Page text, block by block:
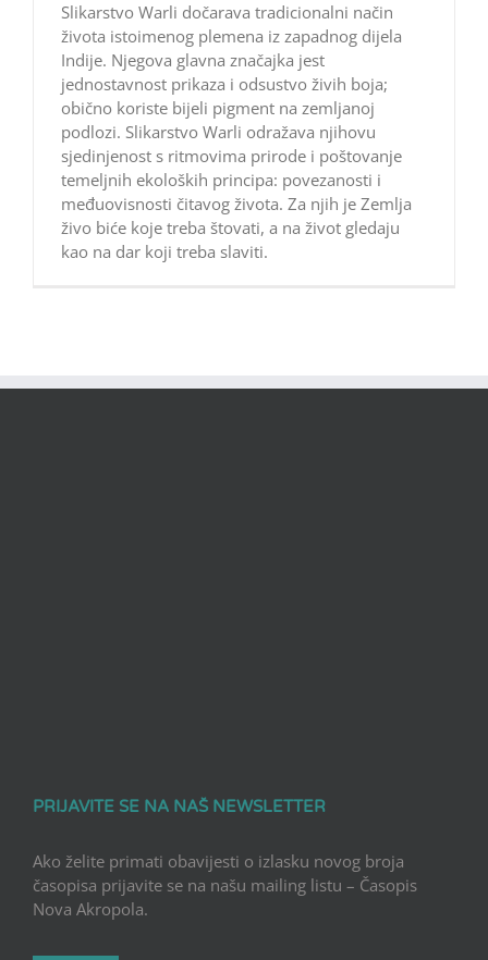
Slikarstvo Warli dočarava tradicionalni način
života istoimenog plemena iz zapadnog dijela
Indije. Njegova glavna značajka jest
jednostavnost prikaza i odsustvo živih boja;
obično koriste bijeli pigment na zemljanoj
podlozi. Slikarstvo Warli odražava njihovu
sjedinjenost s ritmovima prirode i poštovanje
temeljnih ekoloških principa: povezanosti i
međuovisnosti čitavog života. Za njih je Zemlja
živo biće koje treba štovati, a na život gledaju
kao na dar koji treba slaviti.
PRIJAVITE SE NA NAŠ NEWSLETTER
Ako želite primati obavijesti o izlasku novog broja
časopisa prijavite se na našu mailing listu – Časopis
Nova Akropola.